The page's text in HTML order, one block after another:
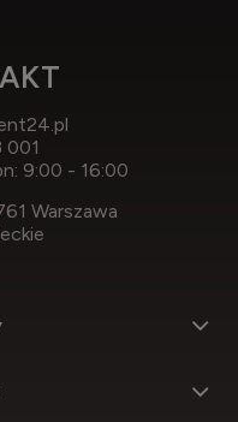
001
9:00 - 16:00
Warszawa